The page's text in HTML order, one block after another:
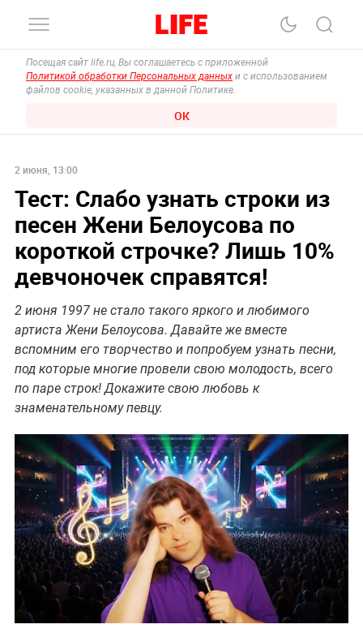
Посещая сайт life.ru, Вы соглашаетесь с приложенной
Политикой обработки Персональных данных и с использованием
файлов cookie, указанных в данной Политике.
ОК
2 июня, 13:00
Тест: Слабо узнать строки из
песен Жени Белоусова по
короткой строчке? Лишь 10%
девчоночек справятся!
2 июня 1997 не стало такого яркого и любимого
артиста Жени Белоусова. Давайте же вместе
вспомним его творчество и попробуем узнать песни,
под которые многие провели свою молодость, всего
по паре строк! Докажите свою любовь к
знаменательному певцу.